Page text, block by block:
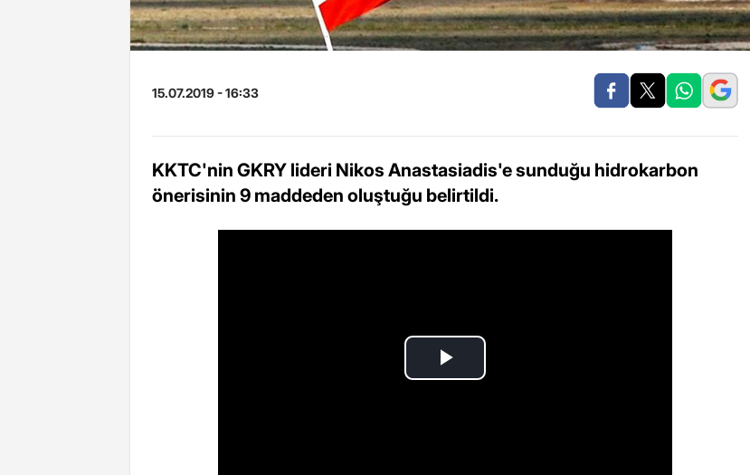
15.07.2019 - 16:33
KKTC'nin GKRY lideri Nikos Anastasiadis'e sunduğu hidrokarbon
önerisinin 9 maddeden oluştuğu belirtildi.